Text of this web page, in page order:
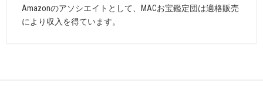
Amazonのアソシエイトとして、MACお宝鑑定団は適格販売
により収入を得ています。